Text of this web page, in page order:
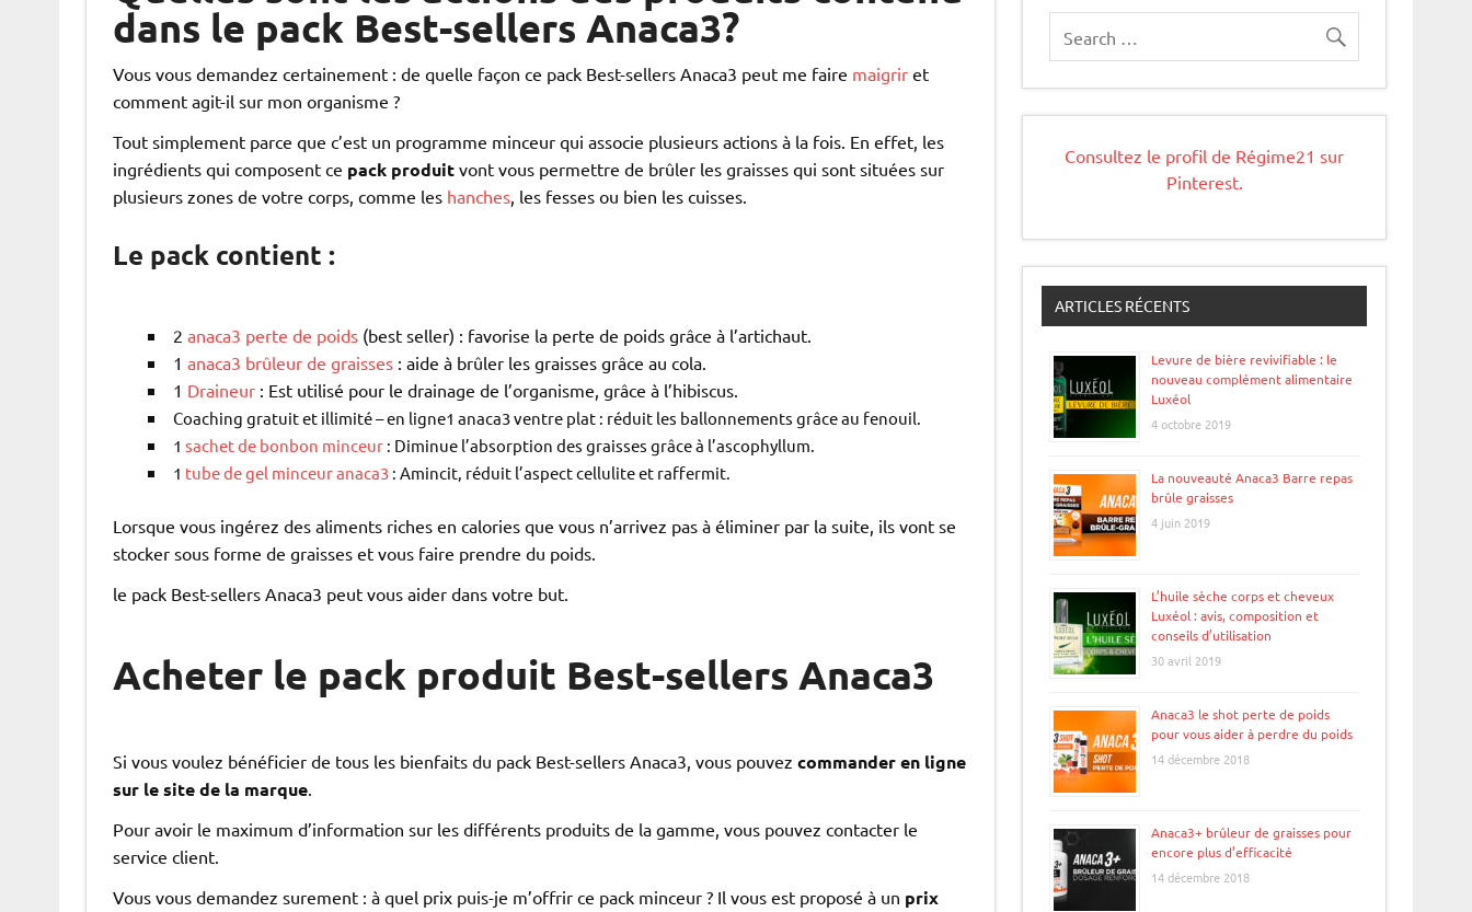
dans le pack Best-sellers Anaca3?
Vous vous demandez certainement : de quelle façon ce pack Best-sellers Anaca3 peut me faire maigriret
comment agit-il sur mon organisme ?
Tout simplement parce que c’est un programme minceur qui associe plusieurs actions à la fois. En effet, les
ingrédients qui composent ce pack produitvont vous permettre de brûler les graisses qui sont situées sur
plusieurs zones de votre corps, comme les hanches, les fesses ou bien les cuisses.
Le pack contient :
2 anaca3 perte de poids(best seller) : favorise la perte de poids grâce à l’artichaut.
1 anaca3 brûleur de graisses: aide à brûler les graisses grâce au cola.
1 Draineur: Est utilisé pour le drainage de l’organisme, grâce à l’hibiscus.
Coaching gratuit et illimité – en ligne1 anaca3 ventre plat : réduit les ballonnements grâce au fenouil.
1 sachet de bonbon minceur: Diminue l’absorption des graisses grâce à l’ascophyllum.
1 tube de gel minceur anaca3: Amincit, réduit l’aspect cellulite et raffermit.
Lorsque vous ingérez des aliments riches en calories que vous n’arrivez pas à éliminer par la suite, ils vont se
stocker sous forme de graisses et vous faire prendre du poids.
le pack Best-sellers Anaca3 peut vous aider dans votre but.
Acheter le pack produit Best-sellers Anaca3
Si vous voulez bénéficier de tous les bienfaits du pack Best-sellers Anaca3, vous pouvez commander en ligne
sur le site de la marque.
Pour avoir le maximum d’information sur les différents produits de la gamme, vous pouvez contacter le
service client.
Vous vous demandez surement : à quel prix puis-je m’offrir ce pack minceur ? Il vous est proposé à un prix
Consultez le profil de Régime21 sur
Pinterest.
ARTICLES RÉCENTS
Levure de bière revivifiable : le
nouveau complément alimentaire
Luxéol
4 octobre 2019
La nouveauté Anaca3 Barre repas
brûle graisses
4 juin 2019
L’huile sèche corps et cheveux
Luxéol : avis, composition et
conseils d’utilisation
30 avril 2019
Anaca3 le shot perte de poids
pour vous aider à perdre du poids
14 décembre 2018
Anaca3+ brûleur de graisses pour
encore plus d’efficacité
14 décembre 2018